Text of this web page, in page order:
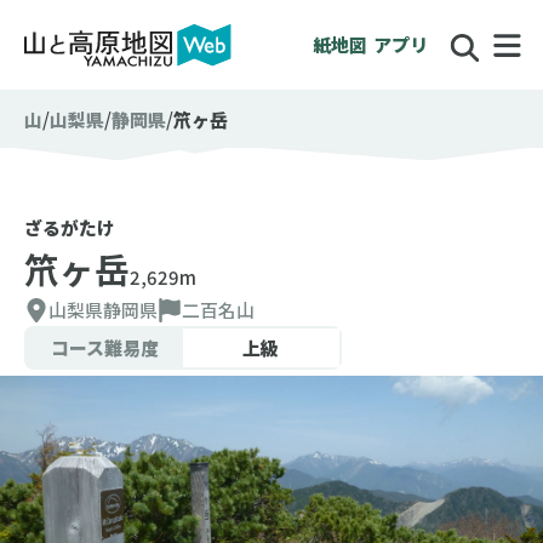
紙地図 アプリ
山 山梨県 静岡県 笊ヶ岳
ざるがたけ
笊ヶ岳2,629m
山梨県静岡県
二百名山
コース難易度
上級